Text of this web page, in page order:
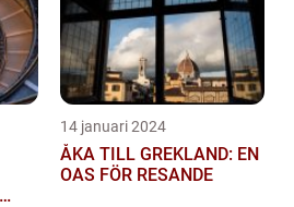
14 januari 2024
ÅKA TILL GREKLAND: EN
OAS FÖR RESANDE